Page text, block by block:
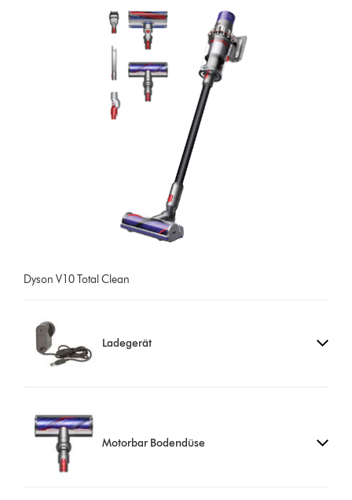
Dyson V10 Total Clean
Ladegerät
Motorbar Bodendüse